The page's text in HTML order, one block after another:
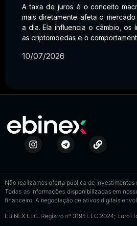
A taxa de juros é o conceito
mais diretamente afeta o
a dia. Ela influencia o câmbio, os
as criptomoedas e o
10/07/2026
Não realizamos oferta pública de
Todas as informações disponibilizadas em
financeiro. A negociação de ativos digitais
EBINEX LLC: Registro nº 3195 LLC 2024; Euro